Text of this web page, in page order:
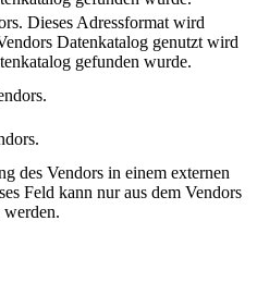
Dieses Adressformat wird
Datenkatalog genutzt wird
gefunden wurde.
des Vendors in einem externen
Feld kann nur aus dem Vendors
werden.